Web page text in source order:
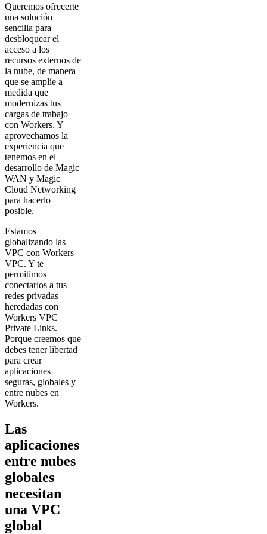
Queremos ofrecerte
una solución
sencilla para
desbloquear el
acceso a los
recursos externos de
la nube, de manera
que se amplíe a
medida que
modernizas tus
cargas de trabajo
con Workers. Y
aprovechamos la
experiencia que
tenemos en el
desarrollo de Magic
WAN y Magic
Cloud Networking
para hacerlo
posible.
Estamos
globalizando las
VPC con Workers
VPC. Y te
permitimos
conectarlos a tus
redes privadas
heredadas con
Workers VPC
Private Links.
Porque creemos que
debes tener libertad
para crear
aplicaciones
seguras, globales y
entre nubes en
Workers.
Las
aplicaciones
entre nubes
globales
necesitan
una VPC
global